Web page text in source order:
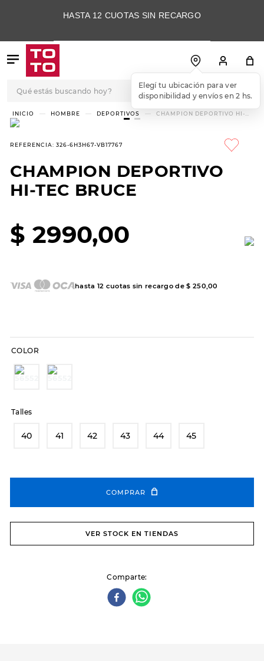
HASTA 12 CUOTAS SIN RECARGO
Elegí tu ubicación para ver
disponibilidad y envíos en 2 hs.
HOMBRE DEPORTIVOS
CHAMPION DEPORTIVO HI-
REFERENCIA: 326-6H3H67-VB17767
CHAMPION DEPORTIVO
HI-TEC BRUCE
$ 2990,00
hasta 12 cuotas sin recargo de$ 250 ,00
COLOR
Talles
40 41 42 43 44 45
COMPRAR
VER STOCK EN TIENDAS
Comparte
TÉRMINOS MÁS
BUSCADOS
8.
hitec